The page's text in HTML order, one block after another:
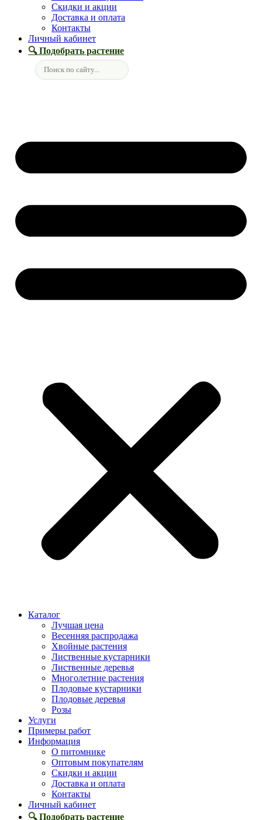
Скидки и акции
Доставка и оплата
Контакты
Личный кабинет
🔍 Подобрать растение
Каталог
Лучшая цена
Весенняя распродажа
Хвойные растения
Лиственные кустарники
Лиственные деревья
Многолетние растения
Плодовые кустарники
Плодовые деревья
Розы
Услуги
Примеры работ
Информация
О питомнике
Оптовым покупателям
Скидки и акции
Доставка и оплата
Контакты
Личный кабинет
🔍 Подобрать растение